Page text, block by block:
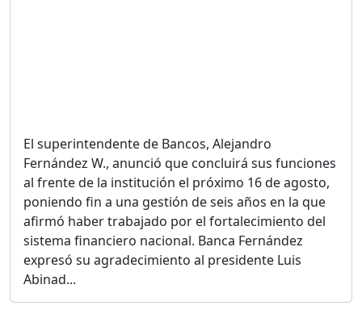
poniendo fin a una gestión de seis años en la que
afirmó haber trabajado por el fortalecimiento del
sistema financiero nacional. Banca Fernández
expresó su agradecimiento al presidente Luis
Abinad...
Economía
Las exportaciones